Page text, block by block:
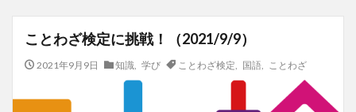
ことわざ検定に挑戦！（2021/9/9）
2021年9月9日 知識 学び ことわざ検定 国語, ことわざ